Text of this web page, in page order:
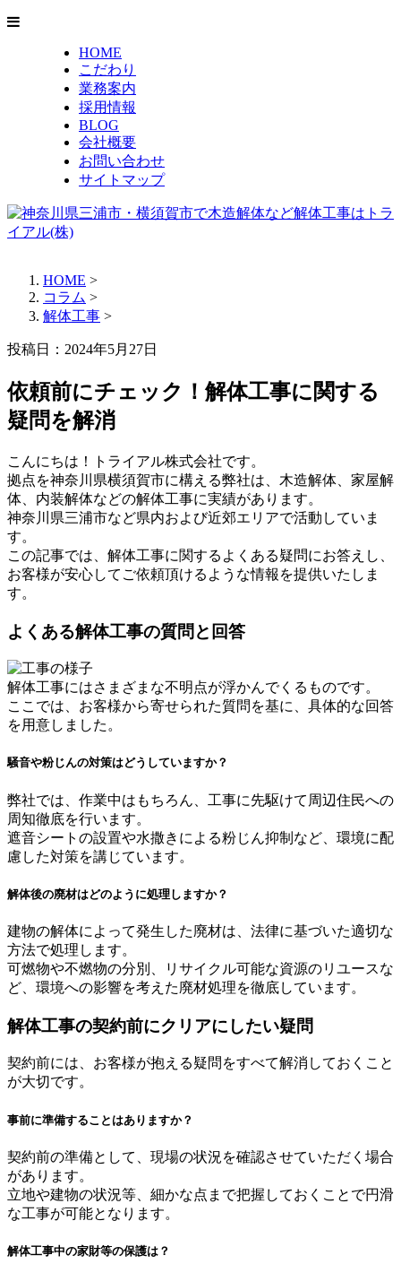
HOME
こだわり
業務案内
採用情報
BLOG
会社概要
お問い合わせ
サイトマップ
HOME >
コラム >
解体工事 >
投稿日：2024年5月27日
依頼前にチェック！解体工事に関する
疑問を解消
こんにちは！トライアル株式会社です。
拠点を神奈川県横須賀市に構える弊社は、木造解体、家屋解
体、内装解体などの解体工事に実績があります。
神奈川県三浦市など県内および近郊エリアで活動していま
す。
この記事では、解体工事に関するよくある疑問にお答えし、
お客様が安心してご依頼頂けるような情報を提供いたしま
す。
よくある解体工事の質問と回答
解体工事にはさまざまな不明点が浮かんでくるものです。
ここでは、お客様から寄せられた質問を基に、具体的な回答
を用意しました。
騒音や粉じんの対策はどうしていますか？
弊社では、作業中はもちろん、工事に先駆けて周辺住民への
周知徹底を行います。
遮音シートの設置や水撒きによる粉じん抑制など、環境に配
慮した対策を講じています。
解体後の廃材はどのように処理しますか？
建物の解体によって発生した廃材は、法律に基づいた適切な
方法で処理します。
可燃物や不燃物の分別、リサイクル可能な資源のリユースな
ど、環境への影響を考えた廃材処理を徹底しています。
解体工事の契約前にクリアにしたい疑問
契約前には、お客様が抱える疑問をすべて解消しておくこと
が大切です。
事前に準備することはありますか？
契約前の準備として、現場の状況を確認させていただく場合
があります。
立地や建物の状況等、細かな点まで把握しておくことで円滑
な工事が可能となります。
解体工事中の家財等の保護は？